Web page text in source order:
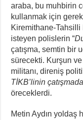
araba, bu muhbirin
kullanmak için
Kiremithane-Tahsilli
isteyen polislerin “
çatışma, semtin bir
sürecekti. Kurşun
militanı, direniş
TİKB’linin
öreceklerdi.
Metin Aydın yoldaş